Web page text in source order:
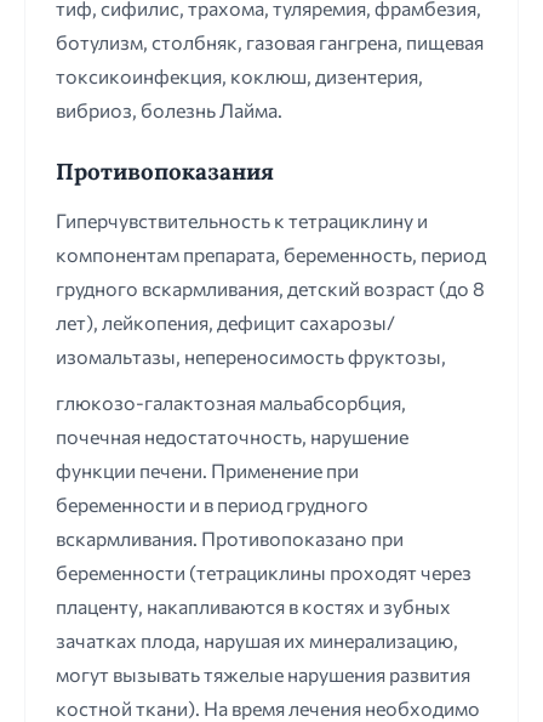
тиф, сифилис, трахома, туляремия, фрамбезия,
ботулизм, столбняк, газовая гангрена, пищевая
токсикоинфекция, коклюш, дизентерия,
вибриоз, болезнь Лайма.
Противопоказания
Гиперчувствительность к тетрациклину и
компонентам препарата, беременность, период
грудного вскармливания, детский возраст (до 8
лет), лейкопения, дефицит сахарозы/
изомальтазы, непереносимость фруктозы,
глюкозо-галактозная мальабсорбция,
почечная недостаточность, нарушение
функции печени. Применение при
беременности и в период грудного
вскармливания. Противопоказано при
беременности (тетрациклины проходят через
плаценту, накапливаются в костях и зубных
зачатках плода, нарушая их минерализацию,
могут вызывать тяжелые нарушения развития
костной ткани). На время лечения необходимо